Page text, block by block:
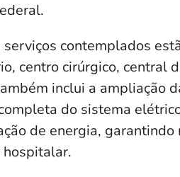
serviços contemplados
centro cirúrgico, central
inclui a ampliação
do sistema
de energia,